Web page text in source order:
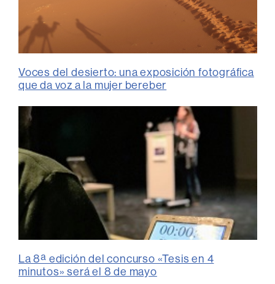
Voces del desierto: una exposición fotográfica
que da voz a la mujer bereber
La 8ª edición del concurso «Tesis en 4
minutos» será el 8 de mayo